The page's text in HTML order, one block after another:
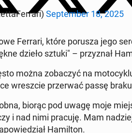
Sep­tem­ber 18, 2025
Ferrari, które porusza jego
dzieło sztuki" – przyz­nał
można zobaczyć na
wresz­cie prz­er­wać passę
biorąc pod uwagę moje
i nad nimi pracuję. Mam
Hamil­ton.